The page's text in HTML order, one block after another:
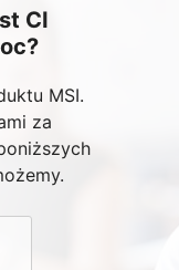
CI
MSI.
za